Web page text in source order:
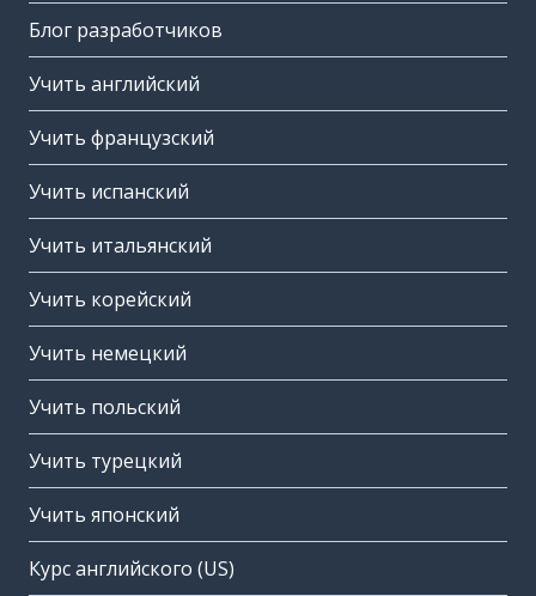
Блог разработчиков
Учить английский
Учить французский
Учить испанский
Учить итальянский
Учить корейский
Учить немецкий
Учить польский
Учить турецкий
Учить японский
Курс английского (US)